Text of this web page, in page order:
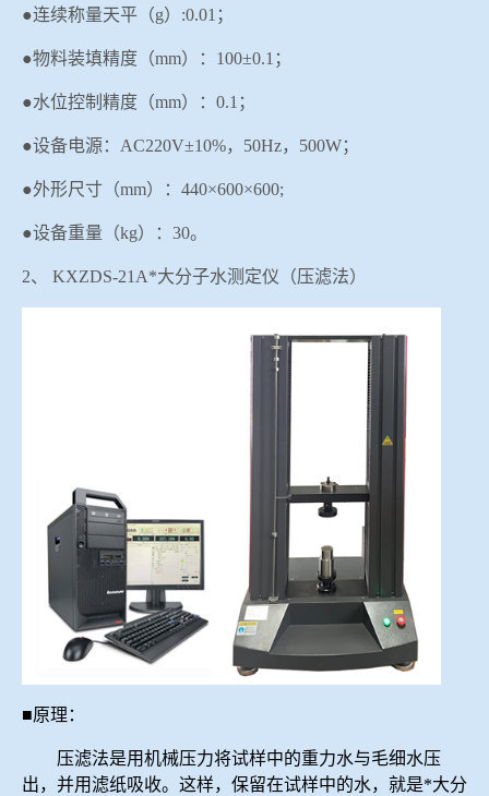
●连续称量天平（g）:0.01；
●物料装填精度（mm）： 100±0.1 ；
●水位控制精度（mm）： 0.1；
●设备电源：AC220V±10%，50Hz， 500W；
●外形尺寸（mm）：440×600×600;
●设备重量（kg）：30。
2、 KXZDS-21A*大分子水测定仪（压滤法）
■原理：
压滤法是用机械压力将试样中的重力水与毛细水压
出，并用滤纸吸收。这样，保留在试样中的水，就是*大分